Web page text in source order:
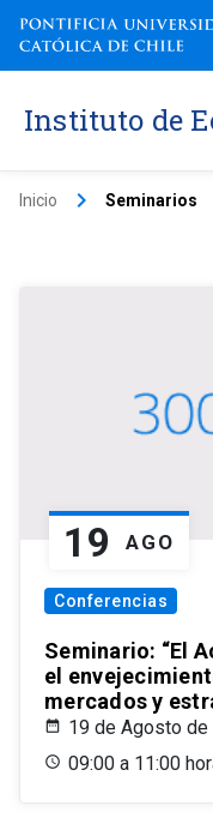
Instituto de
Inicio keyboard_arrow_right Seminarios
19 AGO
Conferencias
Seminario: “El
el
mercados y
19 de Agosto de
09:00 a 11:00